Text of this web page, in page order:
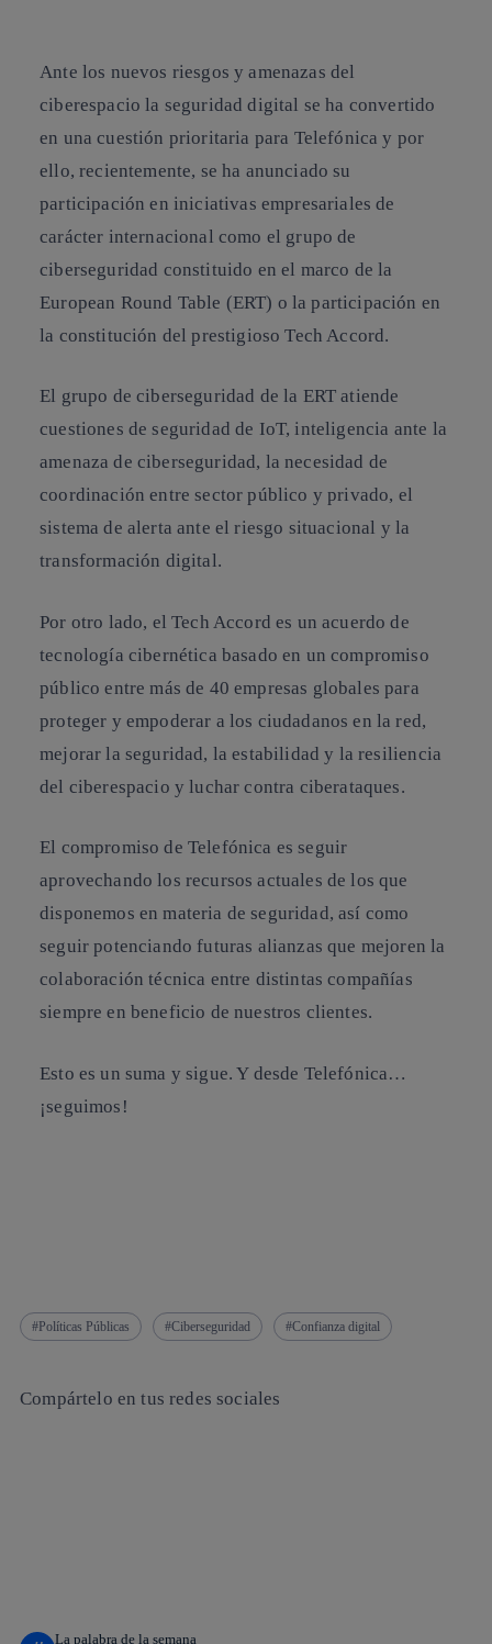
Ante los nuevos riesgos y amenazas del
ciberespacio la seguridad digital se ha convertido
en una cuestión prioritaria para Telefónica y por
ello, recientemente, se ha anunciado su
participación en iniciativas empresariales de
carácter internacional como el grupo de
ciberseguridad constituido en el marco de la
European Round Table (ERT) o la participación en
la constitución del prestigioso Tech Accord.
El grupo de ciberseguridad de la ERT atiende
cuestiones de seguridad de IoT, inteligencia ante la
amenaza de ciberseguridad, la necesidad de
coordinación entre sector público y privado, el
sistema de alerta ante el riesgo situacional y la
transformación digital.
Por otro lado, elTech Accord es un acuerdo de
tecnología cibernética basado en un compromiso
público entre más de 40 empresas globales para
proteger y empoderar a los ciudadanos en la red,
mejorar la seguridad, la estabilidad y la resiliencia
del ciberespacio y luchar contra ciberataques.
El compromiso de Telefónica es seguir
aprovechando los recursos actuales de los que
disponemos en materia de seguridad, así como
seguir potenciando futuras alianzas que mejoren la
colaboración técnica entre distintas compañías
siempre en beneficio de nuestros clientes.
Esto es un suma y sigue. Y desde Telefónica…
¡seguimos!
Políticas Públicas Ciberseguridad Confianza digital
Compártelo en tus redes sociales
La palabra de la semana